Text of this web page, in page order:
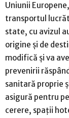
Uniunii
transportul
state, cu avizul
origine și de
modifică și va
prevenirii
sanitară proprie
asigură pentru
cerere, spații